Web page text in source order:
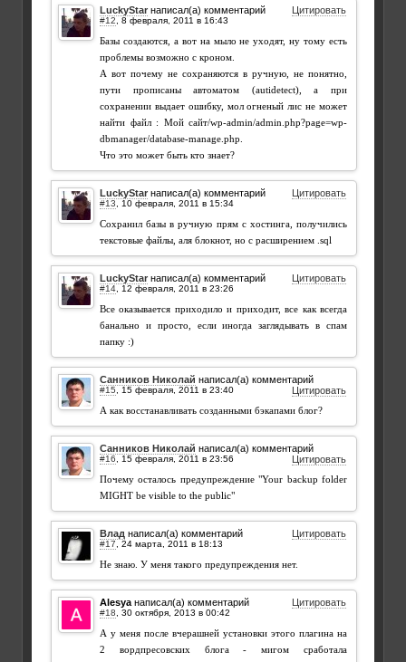
LuckyStar написал(а) комментарий Цитировать
#12
Базы создаются, а вот на мыло не уходят, ну тому есть
проблемы возможно с кроном.
А вот почему не сохраняются в ручную, не понятно,
пути прописаны автоматом (autidetect), а при
сохранении выдает ошибку, мол огненый лис не может
найти файл : Мой сайт/wp-admin/admin.php?page=wp-
dbmanager/database-manage.php.
Что это может быть кто знает?
LuckyStar написал(а) комментарий Цитировать
#13
Сохранил базы в ручную прям с хостинга, получились
текстовые файлы, аля блокнот, но с расширением .sql
LuckyStar написал(а) комментарий Цитировать
#14
Все оказывается приходило и приходит, все как всегда
банально и просто, если иногда заглядывать в спам
папку :)
Санников Николай написал(а) комментарий
Цитировать
#15
А как восстанавливать созданными бэкапами блог?
Санников Николай написал(а) комментарий
Цитировать
#16
Почему осталось предупреждение "Your backup folder
MIGHT be visible to the public"
Влад написал(а) комментарий Цитировать
#17
Не знаю. У меня такого предупреждения нет.
Alesya написал(а) комментарий Цитировать
#18
А у меня после вчерашней установки этого плагина на
2 вордпресовских блога - мигом сработала